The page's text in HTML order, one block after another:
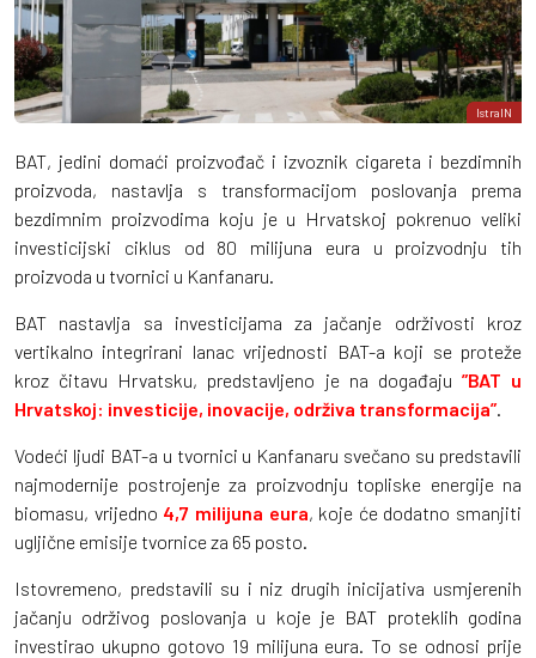
IstraIN
BAT, jedini domaći proizvođač i izvoznik cigareta i bezdimnih
proizvoda, nastavlja s transformacijom poslovanja prema
bezdimnim proizvodima koju je u Hrvatskoj pokrenuo veliki
investicijski ciklus od 80 milijuna eura u proizvodnju tih
proizvoda u tvornici u Kanfanaru.
BAT nastavlja sa investicijama za jačanje održivosti kroz
vertikalno integrirani lanac vrijednosti BAT-a koji se proteže
kroz čitavu Hrvatsku, predstavljeno je na događaju ”BAT u
Hrvatskoj: investicije, inovacije, održiva transformacija”.
Vodeći ljudi BAT-a u tvornici u Kanfanaru svečano su predstavili
najmodernije postrojenje za proizvodnju topliske energije na
biomasu, vrijedno 4,7 milijuna eura, koje će dodatno smanjiti
ugljične emisije tvornice za 65 posto.
Istovremeno, predstavili su i niz drugih inicijativa usmjerenih
jačanju održivog poslovanja u koje je BAT proteklih godina
investirao ukupno gotovo 19 milijuna eura. To se odnosi prije